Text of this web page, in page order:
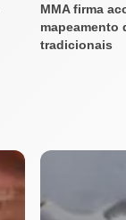
MMA firma
mapeamento
tradicionais